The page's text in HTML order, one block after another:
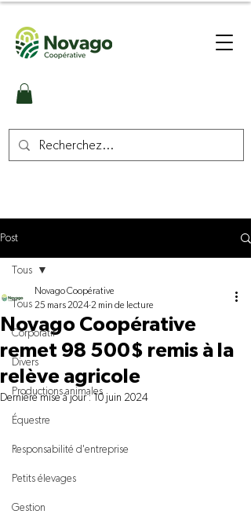
Post
Tous
Corporatif
Divers
Productions animales
Équestre
Responsabilité d'entreprise
Petits élevages
Gestion
Tous
Novago Coopérative
remet 98 500$ remis à la
relève agricole
Novago Coopérative
25 mars 2024 2 min de lecture
Dernière mise à jour :10 juin 2024